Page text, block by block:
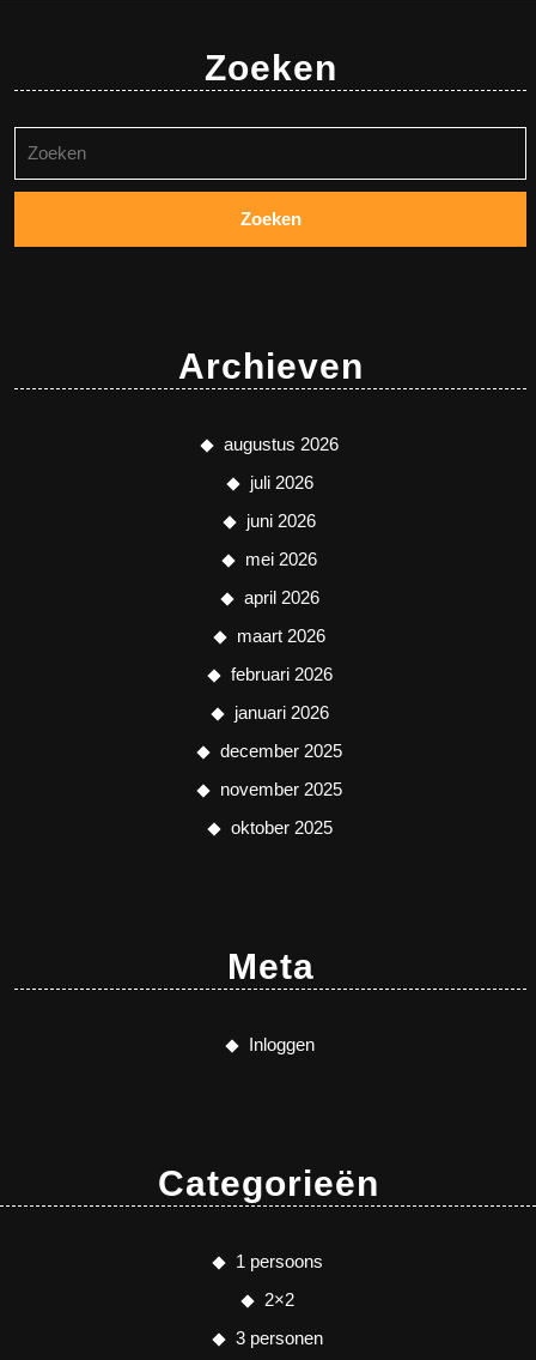
Zoeken
naar:
Archieven
augustus 2026
juli 2026
juni 2026
mei 2026
april 2026
maart 2026
februari 2026
januari 2026
december 2025
november 2025
oktober 2025
Meta
Inloggen
Categorieën
1 persoons
2×2
3 personen